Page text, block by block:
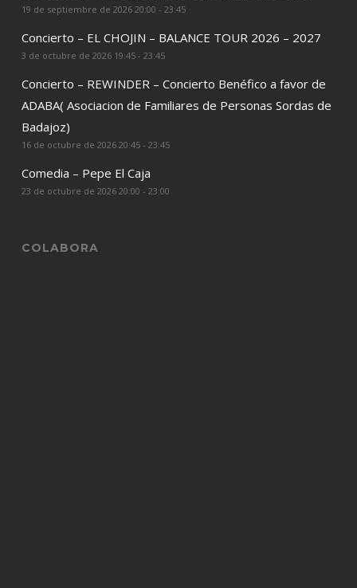
19 de septiembre de 2026 20:00 - 23:45
Concierto – EL CHOJIN – BALANCE TOUR 2026 – 2027
3 de octubre de 2026 19:45 - 23:45
Concierto – REWINDER – Concierto Benéfico a favor de
ADABA( Asociacion de Familiares de Personas Sordas de
Badajoz)
16 de octubre de 2026 20:45 - 23:45
Comedia – Pepe El Caja
23 de octubre de 2026 20:00 - 23:00
COLABORA